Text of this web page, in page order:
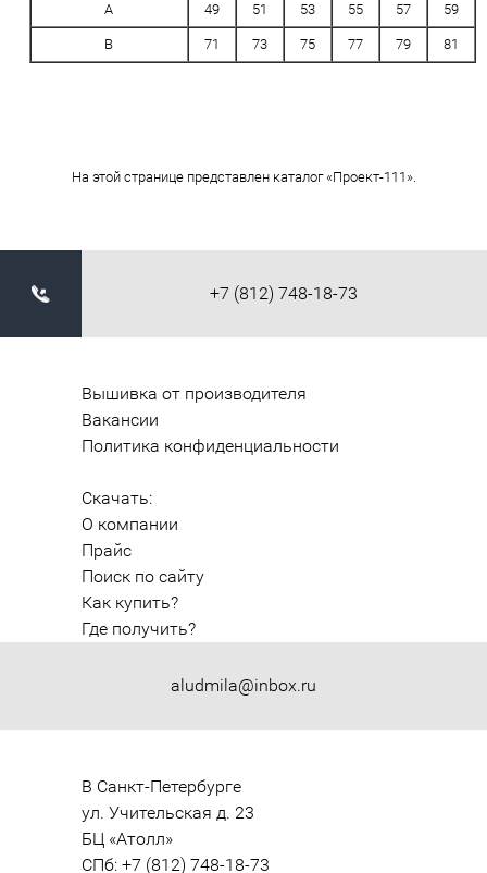
A 49 51 53 55 57 59
B 71 73 75 77 79 81
На этой странице представлен каталог «Проект-111».
+7 (812) 748-18-73
aludmila@inbox.ru
Вышивка от производителя
Вакансии
Политика конфиденциальности
Скачать:
О компании
Прайс
Поиск по сайту
Как купить?
Где получить?
В Санкт-Петербурге
ул. Учительская д. 23
БЦ «Атолл»
СПб: +7 (812) 748-18-73